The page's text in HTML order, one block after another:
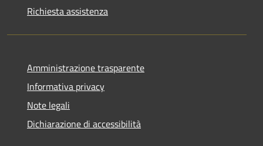
Richiesta assistenza
Amministrazione trasparente
Informativa privacy
Note legali
Dichiarazione di accessibilità